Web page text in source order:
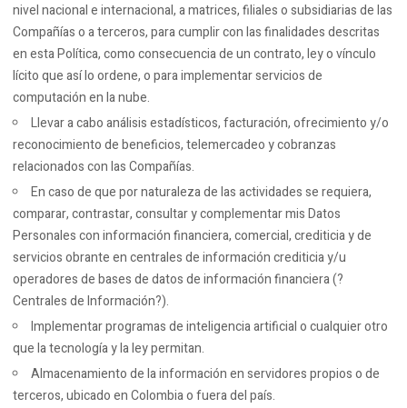
nivel nacional e internacional, a matrices, filiales o subsidiarias de las
Compañías o a terceros, para cumplir con las finalidades descritas
en esta Política, como consecuencia de un contrato, ley o vínculo
lícito que así lo ordene, o para implementar servicios de
computación en la nube.
Llevar a cabo análisis estadísticos, facturación, ofrecimiento y/o
reconocimiento de beneficios, telemercadeo y cobranzas
relacionados con las Compañías.
En caso de que por naturaleza de las actividades se requiera,
comparar, contrastar, consultar y complementar mis Datos
Personales con información financiera, comercial, crediticia y de
servicios obrante en centrales de información crediticia y/u
operadores de bases de datos de información financiera (?
Centrales de Información?).
Implementar programas de inteligencia artificial o cualquier otro
que la tecnología y la ley permitan.
Almacenamiento de la información en servidores propios o de
terceros, ubicado en Colombia o fuera del país.